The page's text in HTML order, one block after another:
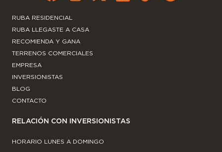
RUBA RESIDENCIAL
RUBA LLEGASTE A CASA
RECOMIENDA Y GANA
TERRENOS COMERCIALES
EMPRESA
INVERSIONISTAS
BLOG
CONTACTO
RELACIÓN CON INVERSIONISTAS
HORARIO LUNES A DOMINGO